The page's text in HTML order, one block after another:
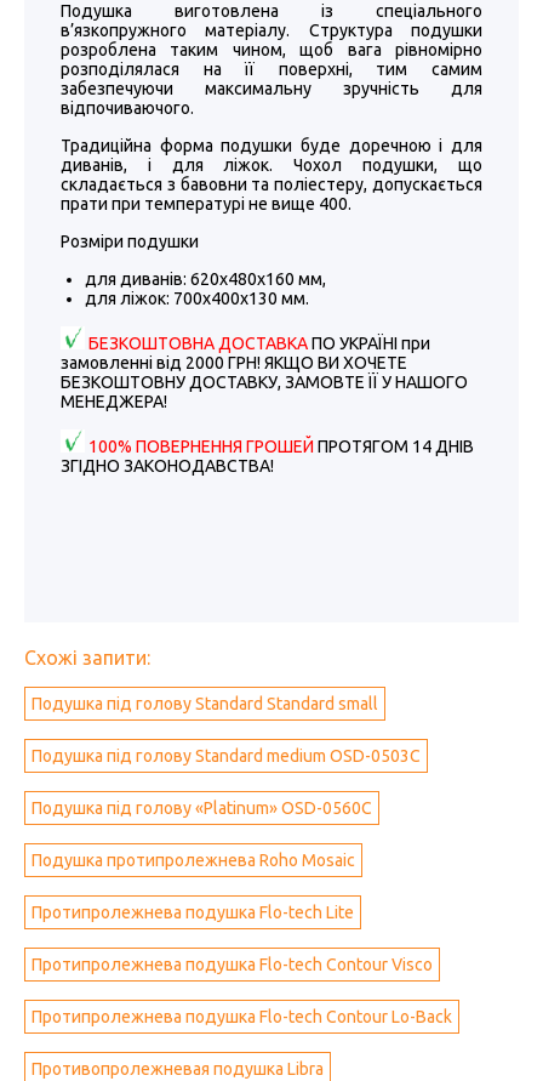
Подушка виготовлена із спеціального
в’язкопружного матеріалу. Структура подушки
розроблена таким чином, щоб вага рівномірно
розподілялася на її поверхні, тим самим
забезпечуючи максимальну зручність для
відпочиваючого.
Традиційна форма подушки буде доречною і для
диванів, і для ліжок. Чохол подушки, що
складається з бавовни та поліестеру, допускається
прати при температурі не вище 400.
Розміри подушки
для диванів: 620х480х160 мм,
для ліжок: 700х400х130 мм.
БЕЗКОШТОВНА ДОСТАВКАПО УКРАЇНІ при
замовленні від 2000 ГРН! ЯКЩО ВИ ХОЧЕТЕ
БЕЗКОШТОВНУ ДОСТАВКУ, ЗАМОВТЕ ЇЇ У НАШОГО
МЕНЕДЖЕРА!
100% ПОВЕРНЕННЯ ГРОШЕЙ ПРОТЯГОМ 14 ДНІВ
ЗГІДНО ЗАКОНОДАВСТВА!
Схожі запити:
Подушка під голову Standard Standard small
Подушка під голову Standard medium OSD-0503C
Подушка під голову «Platinum» OSD-0560C
Подушка протипролежнева Roho Mosaic
Протипролежнева подушка Flo-tech Lite
Протипролежнева подушка Flo-tech Contour Visco
Протипролежнева подушка Flo-tech Contour Lo-Back
Противопролежневая подушка Libra